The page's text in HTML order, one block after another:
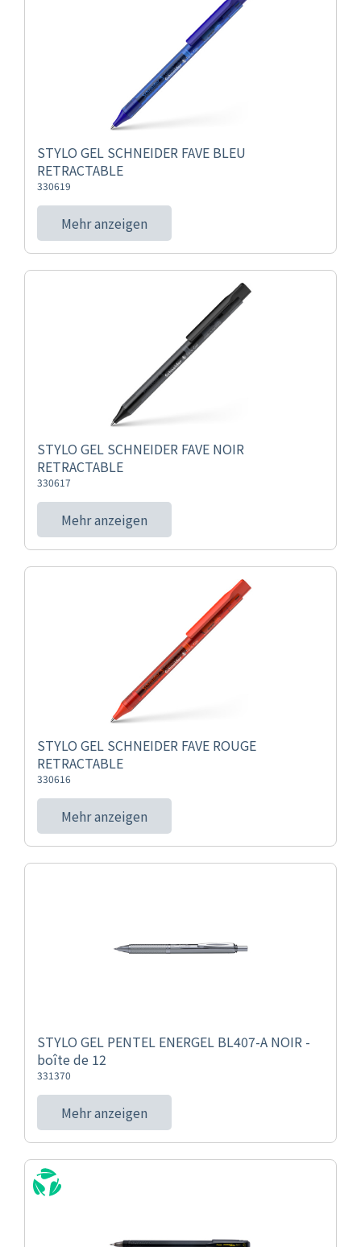
STYLO GEL SCHNEIDER FAVE BLEU
RETRACTABLE
330619
Mehr anzeigen
STYLO GEL SCHNEIDER FAVE NOIR
RETRACTABLE
330617
Mehr anzeigen
STYLO GEL SCHNEIDER FAVE ROUGE
RETRACTABLE
330616
Mehr anzeigen
STYLO GEL PENTEL ENERGEL BL407-A NOIR -
boîte de 12
331370
Mehr anzeigen